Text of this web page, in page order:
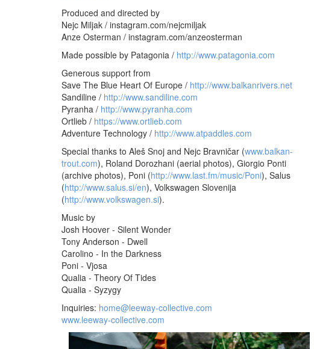
Produced and directed by
Nejc Miljak / instagram.com/nejcmiljak
Anze Osterman / instagram.com/anzeosterman
Made possible by Patagonia / http://www.patagonia.com
Generous support from
Save The Blue Heart Of Europe / http://www.balkanrivers.net
Sandiline / http://www.sandiline.com
Pyranha / http://www.pyranha.com
Ortlieb / https://www.ortlieb.com
Adventure Technology / http://www.atpaddles.com
Special thanks to Aleš Snoj and Nejc Bravničar (www.balkan-
trout.com), Roland Dorozhani (aerial photos), Giorgio Ponti
(archive photos), Poni (http://www.last.fm/music/Poni), Salus
(http://www.salus.si/en), Volkswagen Slovenija
(http://www.volkswagen.si).
Music by
Josh Hoover - Silent Wonder
Tony Anderson - Dwell
Carolino - In the Darkness
Poni - Vjosa
Qualia - Theory Of Tides
Qualia - Syzygy
Inquiries: home@leeway-collective.com
www.leeway-collective.com